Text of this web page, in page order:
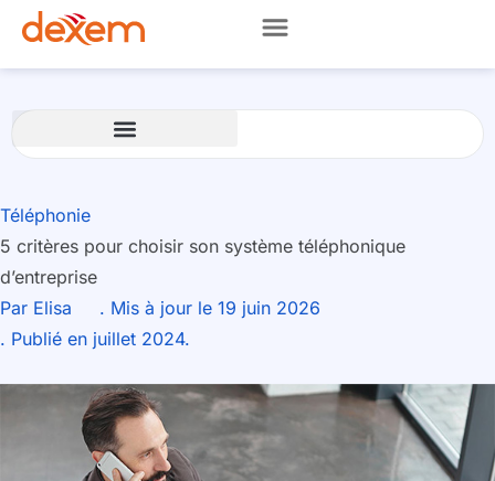
Téléphonie
5 critères pour choisir son système téléphonique
d’entreprise
Par Elisa
. Mis à jour le 19 juin 2026
. Publié en juillet 2024.